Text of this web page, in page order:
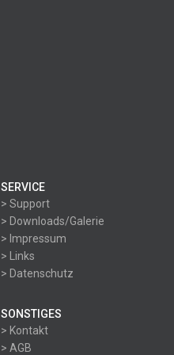
SERVICE
> Support
> Downloads/Galerie
> Impressum
> Links
> Datenschutz
SONSTIGES
> Kontakt
> AGB